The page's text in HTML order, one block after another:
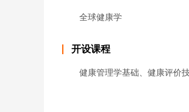
全球健康学
开设课程
健康管理学基础、健康评价